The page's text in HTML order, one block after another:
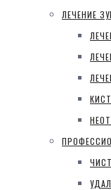
ЛЕЧЕНИЕ